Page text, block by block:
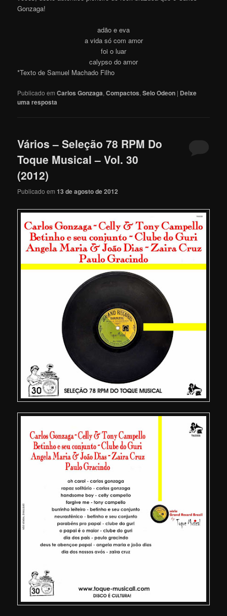
Gonzaga!
adão e eva
a vida só com amor
foi o luar
calypso do amor
*Texto de Samuel Machado Filho
Publicado em Carlos Gonzaga,Compactos,Selo Odeon | Deixe
uma resposta
Vários – Seleção 78 RPM Do
Toque Musical – Vol. 30
(2012)
Publicado em13 de agosto de 2012